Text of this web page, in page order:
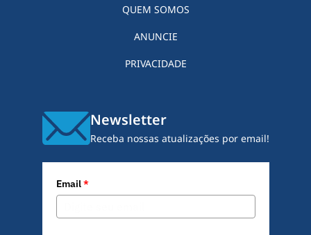
QUEM SOMOS
ANUNCIE
PRIVACIDADE
Newsletter
Receba nossas atualizações por email!
Email*